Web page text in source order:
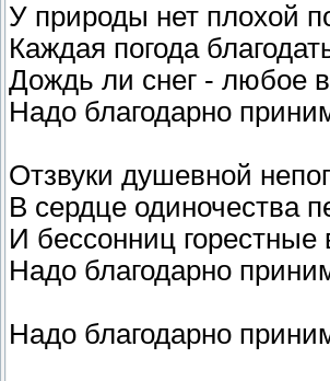
У природы нет плохой
Каждая погода
Дождь ли снег - любое
Надо благодарно
Отзвуки душевной
В сердце одиночества
И бессонниц горестные
Надо благодарно
Надо благодарно